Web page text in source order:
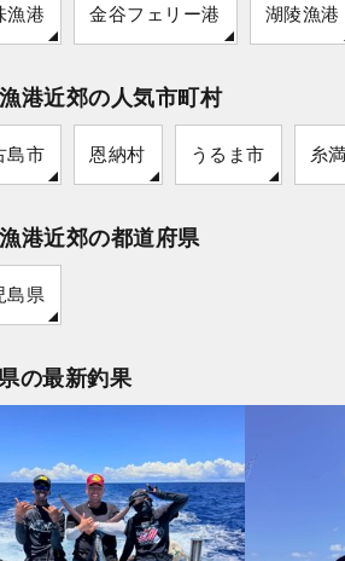
漁港 金谷フェリー港 湖陵漁港
港近郊の人気市町村
島市 恩納村 うるま市 糸
港近郊の都道府県
島県
の最新釣果